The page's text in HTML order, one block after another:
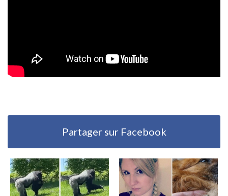
Partager sur Facebook